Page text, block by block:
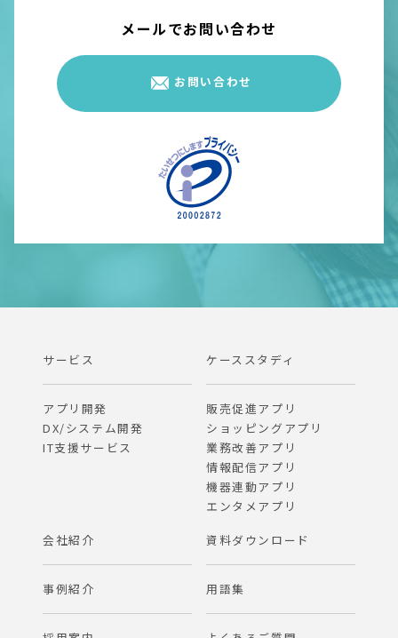
メールでお問い合わせ
お問い合わせ
サービス
アプリ開発
DX/システム開発
IT支援サービス
ケーススタディ
販売促進アプリ
ショッピングアプリ
業務改善アプリ
情報配信アプリ
機器連動アプリ
エンタメアプリ
会社紹介
事例紹介
資料ダウンロード
用語集